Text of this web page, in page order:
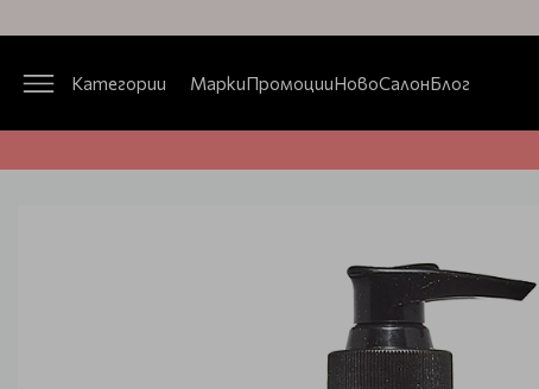
Категории МаркиПромоцииНовоСалонБлог